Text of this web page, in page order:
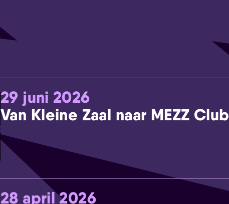
29 juni 2026
Van Kleine Zaal naar MEZZ Club
28 april 2026